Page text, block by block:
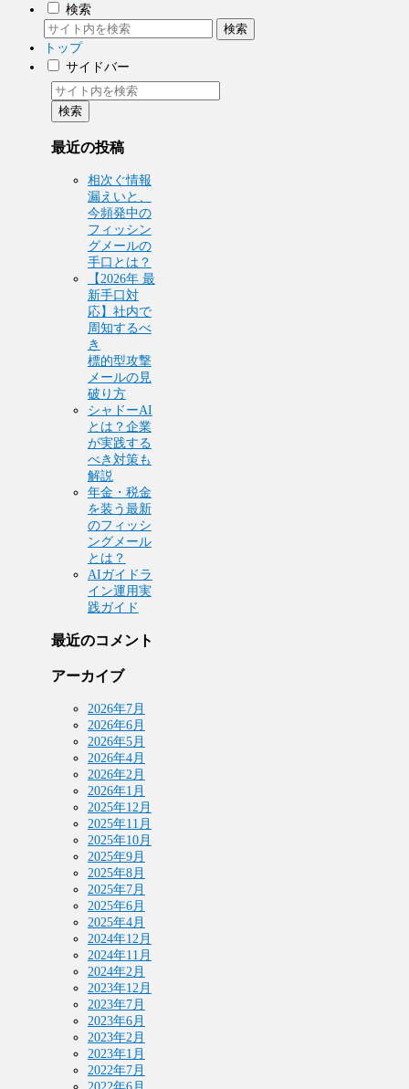
検索
検索
トップ
サイドバー
検索
最近の投稿
相次ぐ情報
漏えいと、
今頻発中の
フィッシン
グメールの
手口とは？
【2026年 最
新手口対
応】社内で
周知するべ
き
標的型攻撃
メールの見
破り方
シャドーAI
とは？企業
が実践する
べき対策も
解説
年金・税金
を装う最新
のフィッシ
ングメール
とは？
AIガイドラ
イン運用実
践ガイド
最近のコメント
アーカイブ
2026年7月
2026年6月
2026年5月
2026年4月
2026年2月
2026年1月
2025年12月
2025年11月
2025年10月
2025年9月
2025年8月
2025年7月
2025年6月
2025年4月
2024年12月
2024年11月
2024年2月
2023年12月
2023年7月
2023年6月
2023年2月
2023年1月
2022年7月